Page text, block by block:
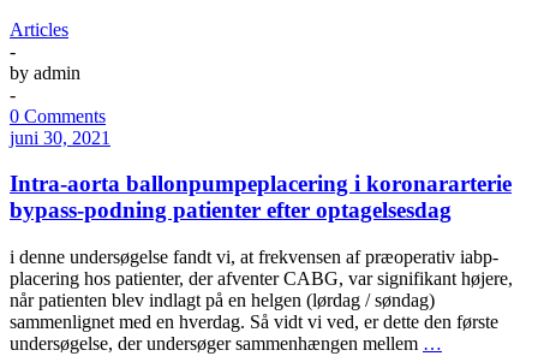
Articles
-
by admin
-
0 Comments
juni 30, 2021
Intra-aorta ballonpumpeplacering i koronararterie
bypass-podning patienter efter optagelsesdag
i denne undersøgelse fandt vi, at frekvensen af præoperativ iabp-
placering hos patienter, der afventer CABG, var signifikant højere,
når patienten blev indlagt på en helgen (lørdag / søndag)
sammenlignet med en hverdag. Så vidt vi ved, er dette den første
undersøgelse, der undersøger sammenhængen mellem …